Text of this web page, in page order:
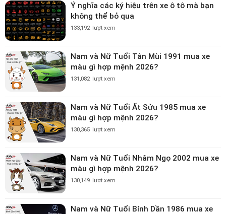
Ý nghĩa các ký hiệu trên xe ô tô mà bạn
không thể bỏ qua
133,192 lượt xem
Nam và Nữ Tuổi Tân Mùi 1991 mua xe
màu gì hợp mệnh 2026?
131,082 lượt xem
Nam và Nữ Tuổi Ất Sửu 1985 mua xe
màu gì hợp mệnh 2026?
130,365 lượt xem
Nam và Nữ Tuổi Nhâm Ngọ 2002 mua xe
màu gì hợp mệnh 2026?
130,149 lượt xem
Nam và Nữ Tuổi Bính Dần 1986 mua xe